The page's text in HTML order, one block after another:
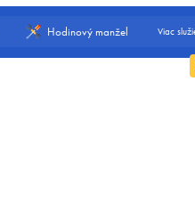
Hodinový manžel Viac